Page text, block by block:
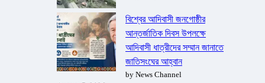
বিশ্বের আদিবাসী জনগোষ্ঠীর
আন্তর্জাতিক দিবস উপলক্ষে
আদিবাসী ধাত্রীদের সম্মান জানাতে
জাতিসংঘের আহ্বান
by News Channel